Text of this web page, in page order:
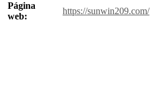
Página
web:
https://sunwin209.com/